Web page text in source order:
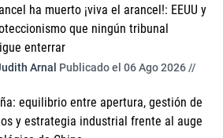
ha muerto ¡viva el arancel!: EEUU y
que ningún tribunal
enterrar
Arnal Publicado el 06 Ago 2026 //
equilibrio entre apertura, gestión de
y estrategia industrial frente al auge